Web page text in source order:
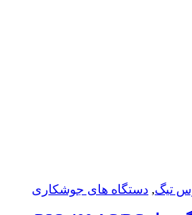
تیگ, دستگاه های جوشکاری